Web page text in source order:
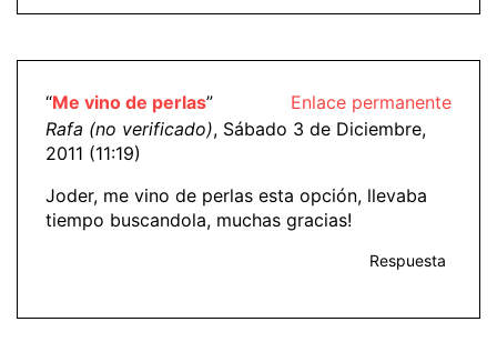
Enlace permanente
“Me vino de perlas”
Rafa (no verificado), Sábado 3 de Diciembre,
2011 (11:19)
Joder, me vino de perlas esta opción, llevaba
tiempo buscandola, muchas gracias!
Respuesta